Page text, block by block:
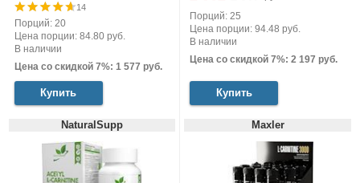
14
Порций: 20
Цена порции: 84.80 руб.
В наличии
Цена со скидкой 7%: 1 577 руб.
Купить
Порций: 25
Цена порции: 94.48 руб.
В наличии
Цена со скидкой 7%: 2 197 руб.
Купить
NaturalSupp Maxler